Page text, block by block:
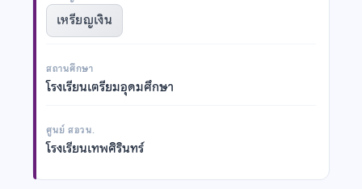
เหรียญเงิน
สถานศึกษา
โรงเรียนเตรียมอุดมศึกษา
ศูนย์ สอวน.
โรงเรียนเทพศิรินทร์